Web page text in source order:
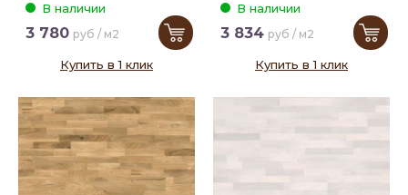
В наличии
3 780 руб / м2
Купить в 1 клик
В наличии
3 834 руб / м2
Купить в 1 клик